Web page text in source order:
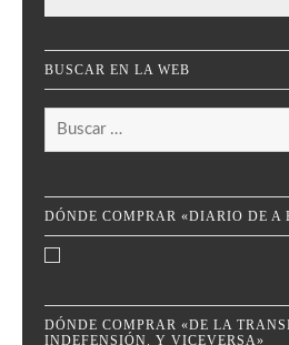
BUSCAR EN LA WEB
Buscar:
DÓNDE COMPRAR «DIARIO DE A
DÓNDE COMPRAR «DE LA
INDEFENSIÓN. Y VICEVERSA»